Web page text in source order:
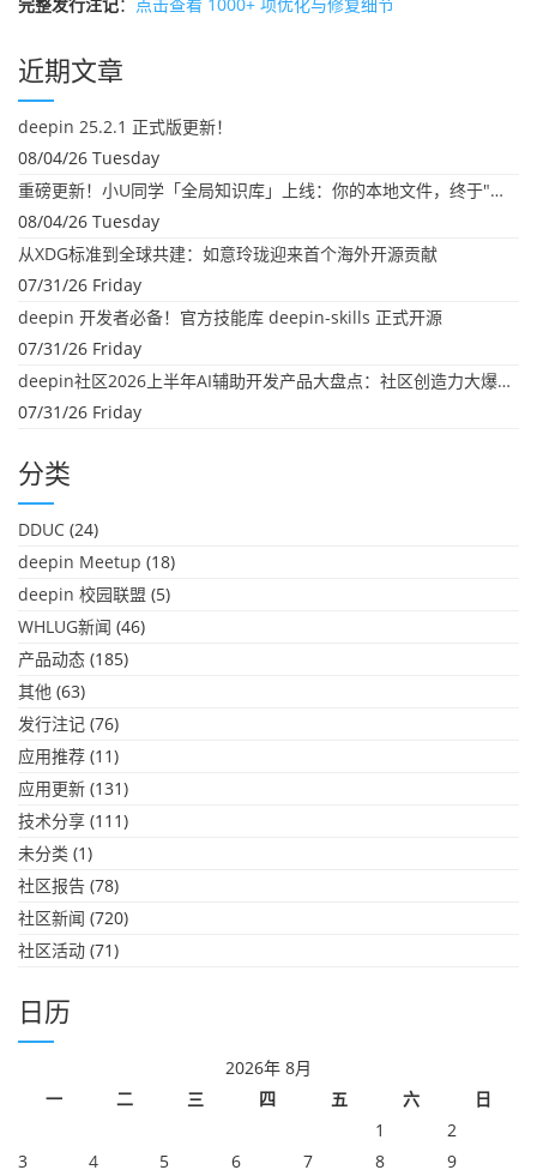
近期文章
deepin 25.2.1 正式版更新！
08/04/26 Tuesday
重磅更新！小U同学「全局知识库」上线：你的本地文件，终于"活"起来了
08/04/26 Tuesday
从XDG标准到全球共建：如意玲珑迎来首个海外开源贡献
07/31/26 Friday
deepin 开发者必备！官方技能库 deepin-skills 正式开源
07/31/26 Friday
deepin社区2026上半年AI辅助开发产品大盘点：社区创造力大爆发！
07/31/26 Friday
分类
DDUC (24)
deepin Meetup (18)
deepin 校园联盟 (5)
WHLUG新闻 (46)
产品动态 (185)
其他 (63)
发行注记 (76)
应用推荐 (11)
应用更新 (131)
技术分享 (111)
未分类 (1)
社区报告 (78)
社区新闻 (720)
社区活动 (71)
日历
2026年 8月
一
二 三 四 五 六
日
1
2
3
4 5 6 7 8 9